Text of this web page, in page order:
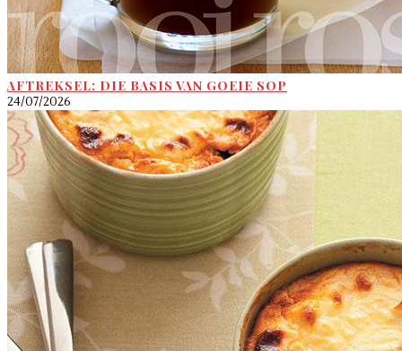
AFTREKSEL: DIE BASIS VAN GOEIE SOP
24/07/2026